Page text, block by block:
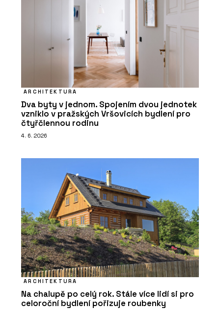
ARCHITEKTURA
Dva byty v jednom. Spojením dvou jednotek
vzniklo v pražských Vršovicích bydlení pro
čtyřčlennou rodinu
4. 6. 2026
ARCHITEKTURA
Na chalupě po celý rok. Stále více lidí si pro
celoroční bydlení pořizuje roubenky